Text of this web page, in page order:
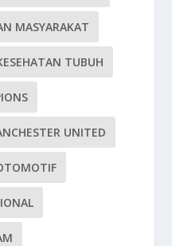
MASYARAKAT
TUBUH
UNITED